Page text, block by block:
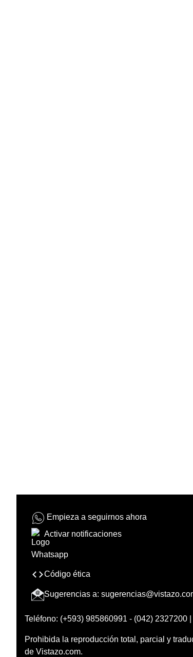
Empieza a seguirnos ahora
Activar notificaciones
Código ética
Sugerencias a:
Teléfono: (+593) 985860991 - (042) 2327200
Prohibida la reproducción total, parcial y
de Vistazo.com.